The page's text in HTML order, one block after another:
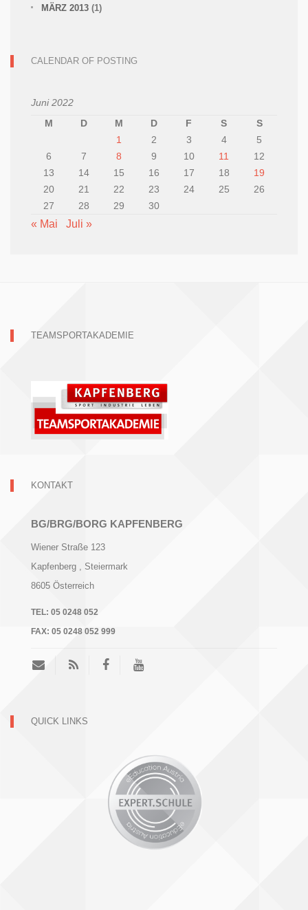
MÄRZ 2013 (1)
CALENDAR OF POSTING
Juni 2022
M
D M D F S
S
1
2 3 4
5
6
7 8 9 10 11
12
13
14 15 16 17 18
19
20
21 22 23 24 25
26
27
28 29 30
« Mai Juli »
TEAMSPORTAKADEMIE
KONTAKT
BG/BRG/BORG KAPFENBERG
Wiener Straße 123
Kapfenberg , Steiermark
8605 Österreich
TEL: 05 0248 052
FAX: 05 0248 052 999
QUICK LINKS